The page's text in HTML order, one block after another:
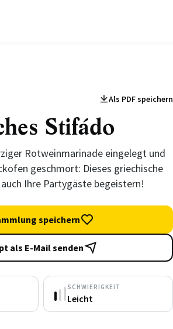
Als PDF speichern
Stifádo
Rotweinmarinade eingelegt und
geschmort: Dieses griechische
Ihre Partygäste begeistern!
speichern
als E-Mail senden
SCHWIERIGKEIT
Leicht